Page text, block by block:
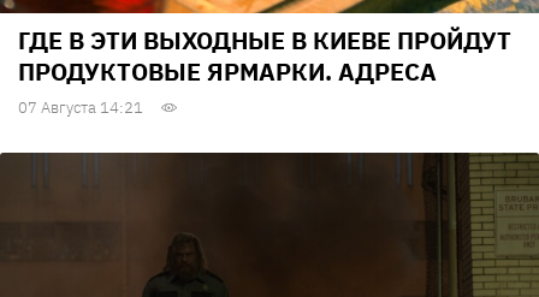
ГДЕ В ЭТИ ВЫХОДНЫЕ В КИЕВЕ ПРОЙДУТ
ПРОДУКТОВЫЕ ЯРМАРКИ. АДРЕСА
07 Августа 14:21